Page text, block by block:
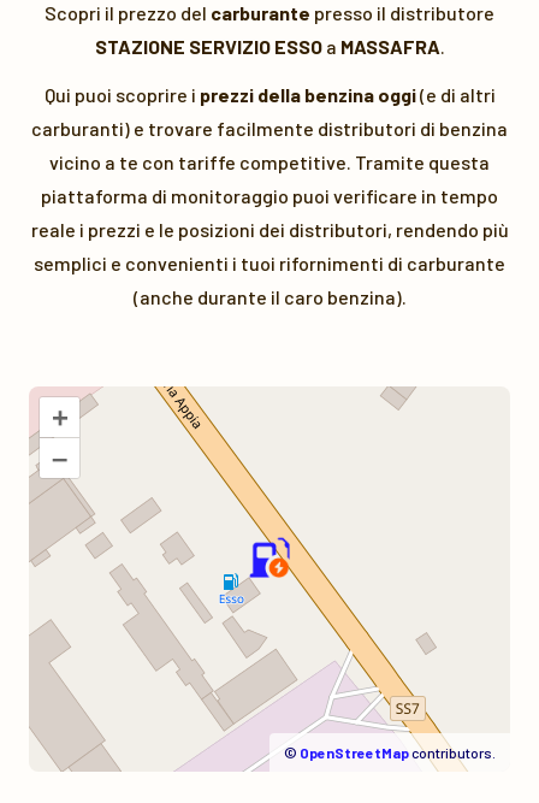
Scopri il prezzo del carburante presso il distributore
STAZIONE SERVIZIO ESSOa MASSAFRA.
Qui puoi scoprire i prezzi della benzina oggi(e di altri
carburanti) e trovare facilmente distributori di benzina
vicino a te con tariffe competitive. Tramite questa
piattaforma di monitoraggio puoi verificare in tempo
reale i prezzi e le posizioni dei distributori, rendendo più
semplici e convenienti i tuoi rifornimenti di carburante
(anche durante il caro benzina).
+
–
© OpenStreetMapcontributors.